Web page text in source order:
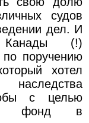
судов
дел. И
(!)
поручению
хотел
с целью
фонд в